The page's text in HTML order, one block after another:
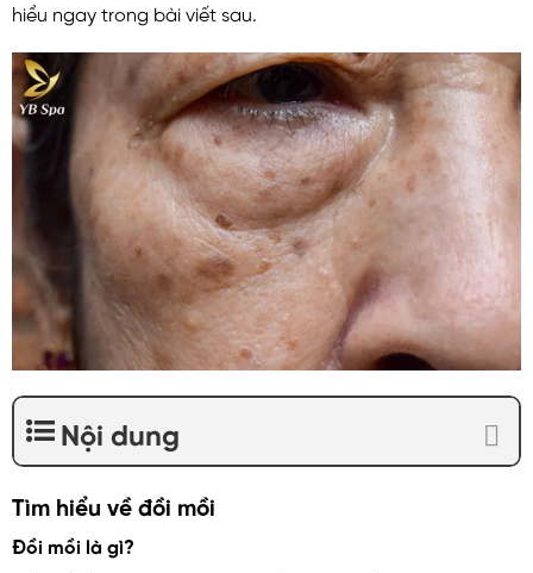
hiểu ngay trong bài viết sau.
Nội dung
Tìm hiểu về đồi mồi
Đồi mồi là gì?